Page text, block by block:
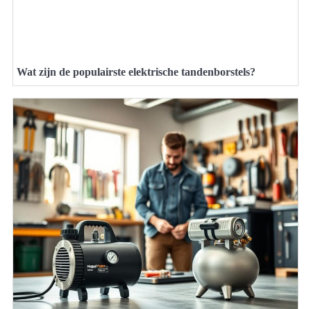
Wat zijn de populairste elektrische tandenborstels?